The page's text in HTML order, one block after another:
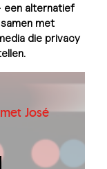
een alternatief
met
die privacy
José